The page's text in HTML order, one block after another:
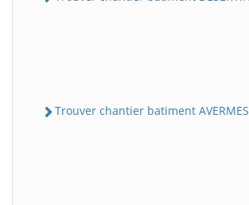
Trouver chantier batiment AVERMES